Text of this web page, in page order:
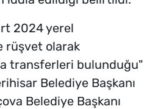
2024 yerel
rüşvet olarak
transferleri bulunduğu"
Belediye Başkanı
Belediye Başkanı